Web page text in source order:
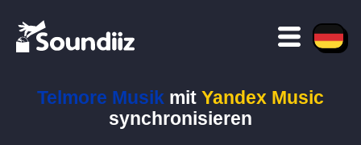
Telmore Musik mit Yandex Music
synchronisieren